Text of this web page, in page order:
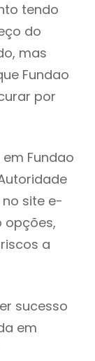
tendo
do
mas
Fundao
por
Fundao
site e-
opções,
a
sucesso
em